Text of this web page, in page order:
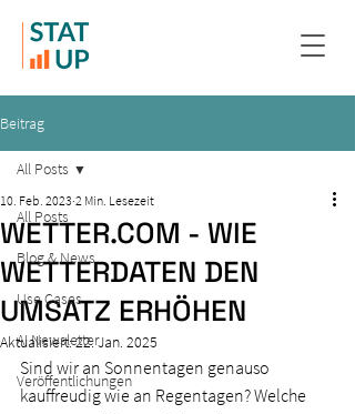
Beitrag
All Posts
Blog & News
Use Cases
AI Newsletter
Veröffentlichungen
All Posts
WETTER.COM - WIE
WETTERDATEN DEN
UMSATZ ERHÖHEN
10. Feb. 2023 2 Min. Lesezeit
Aktualisiert:22. Jan. 2025
Sind wir an Sonnentagen genauso
kauffreudig wie an Regentagen? Welche